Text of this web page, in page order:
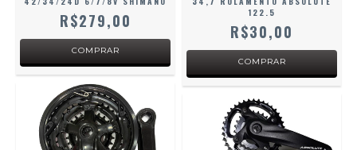
R$279,00
122.5
R$30,00